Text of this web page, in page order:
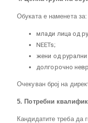
Обуката е наменета за:
млади лица од
NEETs;
жени од рурални
долгорочно
Очекуван број на
5. Потребни
Кандидатите треба да